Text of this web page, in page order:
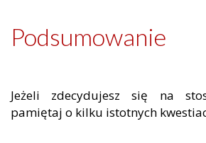
Podsumowanie
Jeżeli zdecydujesz się na
pamiętaj o kilku istotnych